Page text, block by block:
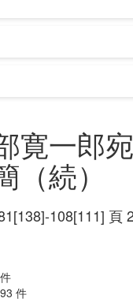
寛一郎
（続）
108[111] 頁
件
件